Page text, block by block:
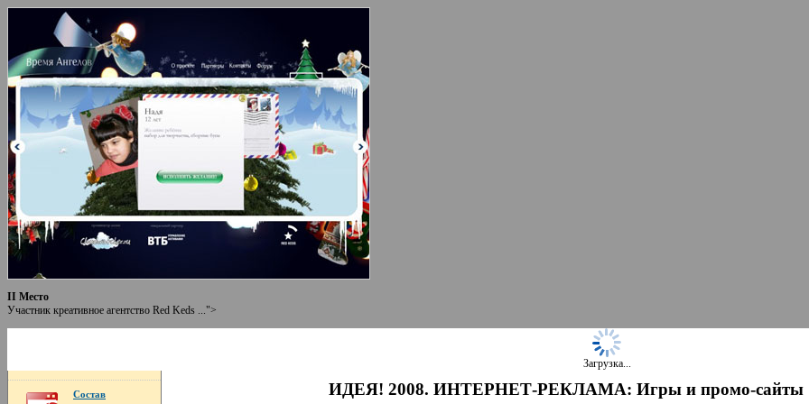
II Место
Участник креативное агентство Red Keds ...">
Загрузка...
Состав
ИДЕЯ! 2008. ИНТЕРНЕТ-РЕКЛАМА: Игры и промо-сайты